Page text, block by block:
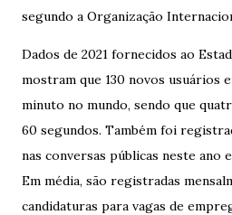
segundo a Organização
Dados de 2021 fornecidos ao
mostram que 130 novos usuários
minuto no mundo, sendo que
60 segundos. Também foi
nas conversas públicas neste ano
Em média, são registradas
candidaturas para vagas de